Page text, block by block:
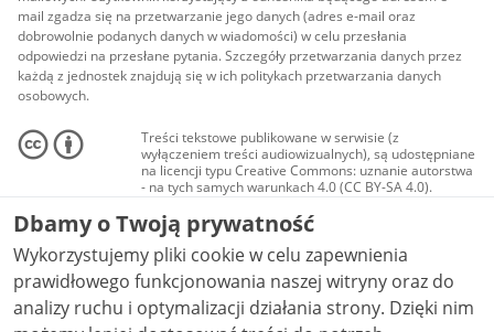
mail zgadza się na przetwarzanie jego danych (adres e-mail oraz
dobrowolnie podanych danych w wiadomości) w celu przesłania
odpowiedzi na przesłane pytania. Szczegóły przetwarzania danych przez
każdą z jednostek znajdują się w ich politykach przetwarzania danych
osobowych.
Treści tekstowe publikowane w serwisie (z
wyłączeniem treści audiowizualnych), są udostępniane
na licencji typu Creative Commons: uznanie autorstwa
- na tych samych warunkach 4.0 (CC BY-SA 4.0).
Materiały audiowizualne, w tym zdjęcia, materiały
audio i wideo, są udostępniane na licencji typu
Creative Commons: uznanie autorstwa użycie
niekomercyjne - bez utworów zależnych 4.0 (CC BY-
NC-ND 4.0), o ile nie jest to stwierdzone inaczej.
Dbamy o Twoją prywatność
Wykorzystujemy pliki cookie w celu zapewnienia
prawidłowego funkcjonowania naszej witryny oraz do
analizy ruchu i optymalizacji działania strony. Dzięki nim